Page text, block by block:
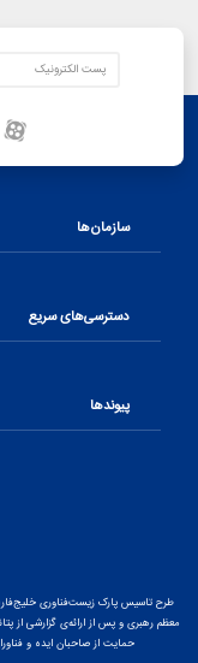
سازمان‌ها
دسترسی‌های سریع
پیوندها
طرح تاسیس پارک زیست‌فناوری
حمایت از صاحبان ایده و